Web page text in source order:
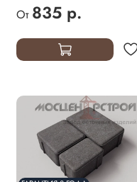
От 835 р.